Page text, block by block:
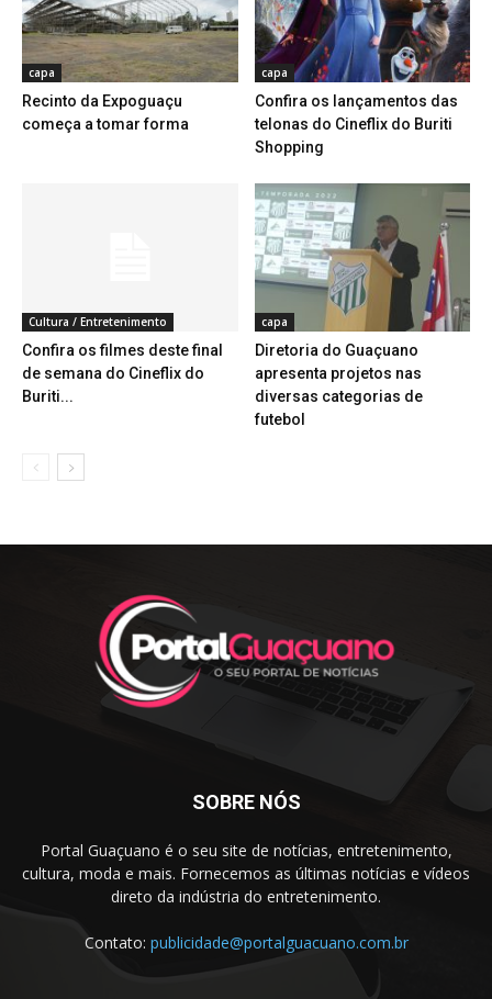
capa
Recinto da Expoguaçu
começa a tomar forma
capa
Confira os lançamentos das
telonas do Cineflix do Buriti
Shopping
Cultura / Entretenimento
Confira os filmes deste final
de semana do Cineflix do
Buriti...
capa
Diretoria do Guaçuano
apresenta projetos nas
diversas categorias de
futebol
SOBRE NÓS
Portal Guaçuano é o seu site de notícias, entretenimento,
cultura, moda e mais. Fornecemos as últimas notícias e vídeos
direto da indústria do entretenimento.
Contato: publicidade@portalguacuano.com.br